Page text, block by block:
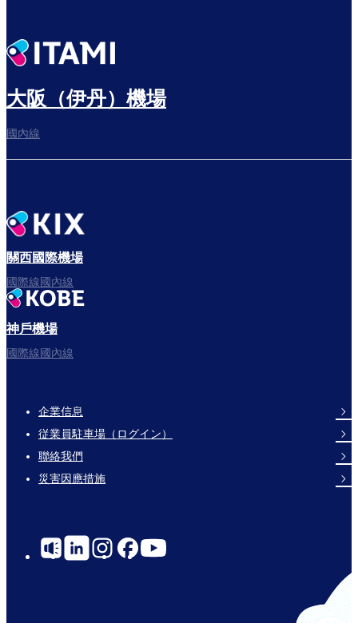
大阪（伊丹）機場
國內線
關西國際機場
國際線國內線
神戶機場
國際線國內線
Footer
Links
企業信息
従業員駐車場（ログイン）
聯絡我們
災害因應措施
Social